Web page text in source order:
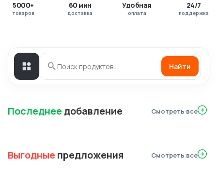
5000+
товаров
60 мин
доставка
Удобная
оплата
24/7
поддержка
Найти
Последнеедобавление Смотреть все
Выгодныепредложения Смотреть все